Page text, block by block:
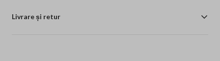
Livrare și retur